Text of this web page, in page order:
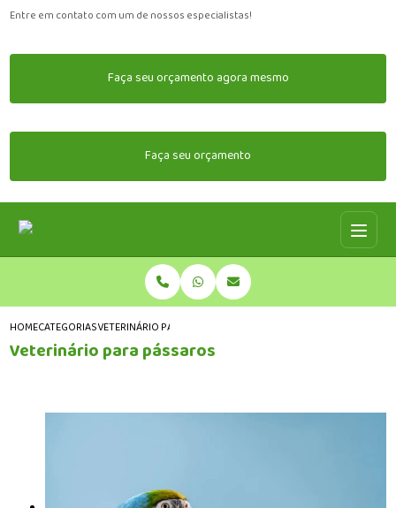
Entre em contato com um de nossos especialistas!
Faça seu orçamento agora mesmo
Faça seu orçamento
HOMECATEGORIASVETERINÁRIO PARA PÁSSAROS
Veterinário para pássaros